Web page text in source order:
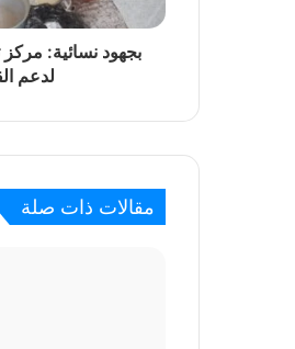
منذ 23 ساعة
المواصفات
وزارة التعليم
زويال القابضة
بجهود نسائية: مركز
لدعم
مقالات ذات صلة